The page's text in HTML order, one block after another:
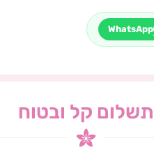
WhatsApp
תשלום קל ובטוח